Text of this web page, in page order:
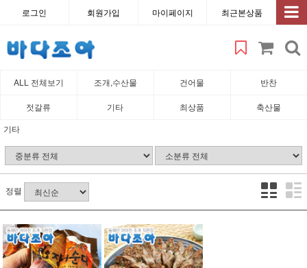
로그인 회원가입 마이페이지 최근본상품
ALL 전체보기 조개,수산물 건어물 반찬
젓갈류 기타 최상품
축산물
기타
정렬